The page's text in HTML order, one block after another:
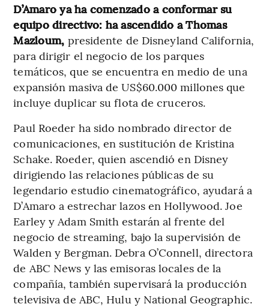
D’Amaro ya ha comenzado a conformar su
equipo directivo: ha ascendido a Thomas
Mazloum, presidente de Disneyland California,
para dirigir el negocio de los parques
temáticos, que se encuentra en medio de una
expansión masiva de US$60.000 millones que
incluye duplicar su flota de cruceros.
Paul Roeder ha sido nombrado director de
comunicaciones, en sustitución de Kristina
Schake. Roeder, quien ascendió en Disney
dirigiendo las relaciones públicas de su
legendario estudio cinematográfico, ayudará a
D’Amaro a estrechar lazos en Hollywood. Joe
Earley y Adam Smith estarán al frente del
negocio de streaming, bajo la supervisión de
Walden y Bergman. Debra O’Connell, directora
de ABC News y las emisoras locales de la
compañía, también supervisará la producción
televisiva de ABC, Hulu y National Geographic.